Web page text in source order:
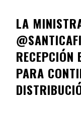
LA
RECEPCIÓN
PARA